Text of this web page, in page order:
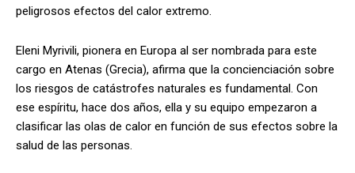
peligrosos efectos del calor extremo.
Eleni Myrivili, pionera en Europa al ser nombrada para este
cargo en Atenas (Grecia), afirma que la concienciación sobre
los riesgos de catástrofes naturales es fundamental. Con
ese espíritu, hace dos años, ella y su equipo empezaron a
clasificar las olas de calor en función de sus efectos sobre la
salud de las personas.